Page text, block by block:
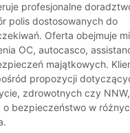
profesjonalne
polis dostosowanych do
Oferta obejmuje
OC, autocasco,
majątkowych.
propozycji
zdrowotnych czy
o bezpieczeństwo w